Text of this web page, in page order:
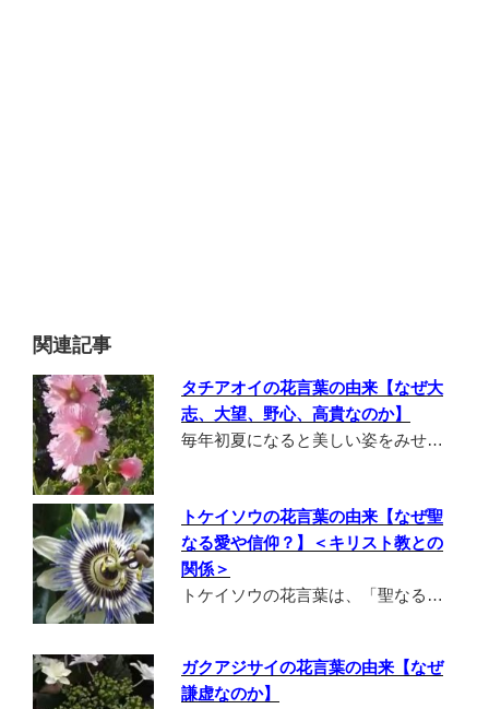
関連記事
タチアオイの花言葉の由来【なぜ大
志、大望、野心、高貴なのか】
毎年初夏になると美しい姿をみせ…
トケイソウの花言葉の由来【なぜ聖
なる愛や信仰？】＜キリスト教との
関係＞
トケイソウの花言葉は、「聖なる…
ガクアジサイの花言葉の由来【なぜ
謙虚なのか】